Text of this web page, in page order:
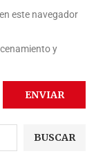
este navegador
y
BUSCAR